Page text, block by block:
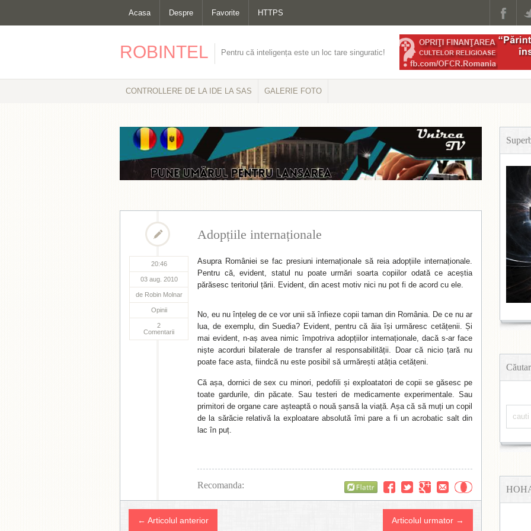
Acasa Despre Favorite HTTPS
ROBINTEL Pentru că inteligența este un loc tare singuratic!
CONTROLLERE DE LA IDE LA SAS GALERIE FOTO
20:46
03 aug. 2010
de Robin Molnar
Opinii
2
Comentarii
Adopțiile internaționale
Asupra României se fac presiuni internaționale să reia adopțiile internaționale.
Pentru că, evident, statul nu poate urmări soarta copiilor odată ce aceștia
părăsesc teritoriul țării. Evident, din acest motiv nici nu pot fi de acord cu ele.
No, eu nu înțeleg de ce vor unii să înfieze copii taman din România. De ce nu ar
lua, de exemplu, din Suedia? Evident, pentru că ăia își urmăresc cetățenii. Și
mai evident, n-aș avea nimic împotriva adopțiilor internaționale, dacă s-ar face
niște acorduri bilaterale de transfer al responsabilității. Doar că nicio țară nu
poate face asta, fiindcă nu este posibil să urmărești atâția cetățeni.
Că așa, dornici de sex cu minori, pedofili și exploatatori de copii se găsesc pe
toate gardurile, din păcate. Sau testeri de medicamente experimentale. Sau
primitori de organe care așteaptă o nouă șansă la viață. Așa că să muți un copil
de la sărăcie relativă la exploatare absolută îmi pare a fi un acrobatic salt din
lac în puț.
Recomanda:
← Articolul anterior Articolul urmator →